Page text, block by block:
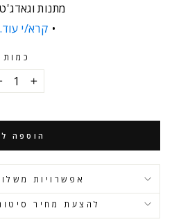
מתנות
קרא/י
כמות
+
הוספה
אפשרויות
להצעת מחיר